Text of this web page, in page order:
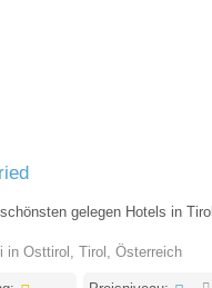
gelegen Hotels in Tirol
in Osttirol, Tirol, Österreich